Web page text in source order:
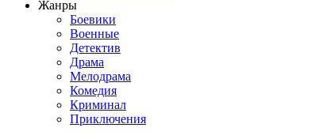
Жанры
Боевики
Военные
Детектив
Драма
Мелодрама
Комедия
Криминал
Приключения